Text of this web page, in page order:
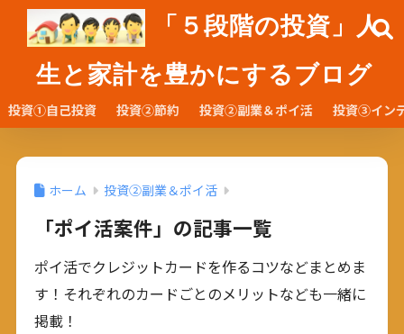
「５段階の投資」人
生と家計を豊かにするブログ
投資①自己投資 投資②節約 投資②副業＆ポイ活 投資③イン
ホーム 投資②副業＆ポイ活
「ポイ活案件」の記事一覧
ポイ活でクレジットカードを作るコツなどまとめま
す！それぞれのカードごとのメリットなども一緒に
掲載！